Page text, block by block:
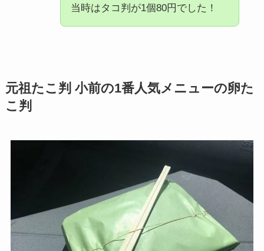
当時はタコ判が1個80円でした！
元祖たこ判 小前の1番人気メニューの卵た
こ判